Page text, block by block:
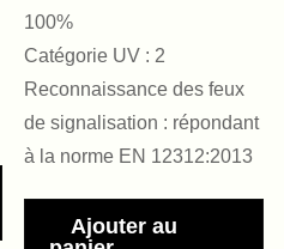
100%
Catégorie UV : 2
Reconnaissance des feux
de signalisation : répondant
à la norme EN 12312:2013
Ajouter au